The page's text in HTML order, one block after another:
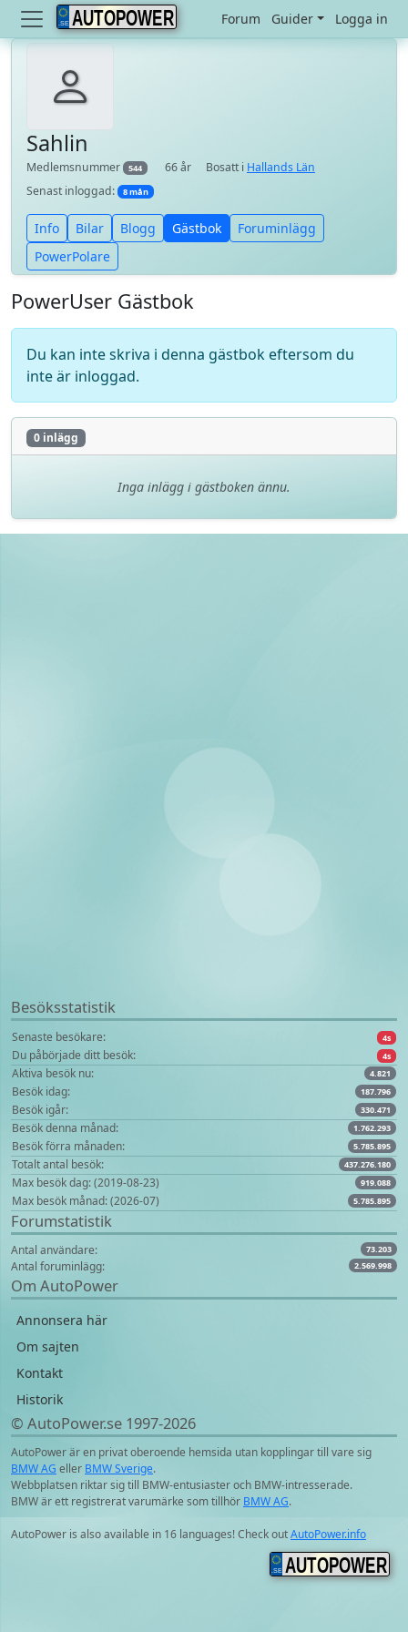
AUTOPOWER Forum Guider Logga in
Sahlin
Medlemsnummer 544 66 år Bosatt i Hallands Län
Senast inloggad:
8 mån
Info Bilar Blogg Gästbok
Foruminlägg
PowerPolare
PowerUser Gästbok
Du kan inte skriva i denna gästbok eftersom du
inte är inloggad.
0 inlägg
Inga inlägg i gästboken ännu.
Besöksstatistik
Senaste besökare: 4s
Du påbörjade ditt besök: 4s
Aktiva besök nu: 4.821
Besök idag: 187.796
Besök igår: 330.471
Besök denna månad: 1.762.293
Besök förra månaden: 5.785.895
Totalt antal besök: 437.276.180
Max besök dag: (2019-08-23) 919.088
Max besök månad: (2026-07) 5.785.895
Forumstatistik
Antal användare: 73.203
Antal foruminlägg: 2.569.998
Om AutoPower
Annonsera här
Om sajten
Kontakt
Historik
© AutoPower.se 1997‑2026
AutoPower är en privat oberoende hemsida utan kopplingar till vare sig
BMW AG eller BMW Sverige.
Webbplatsen riktar sig till BMW-entusiaster och BMW-intresserade.
BMW är ett registrerat varumärke som tillhör BMW AG.
AutoPower is also available in 16 languages! Check outAutoPower.info
AUTOPOWER